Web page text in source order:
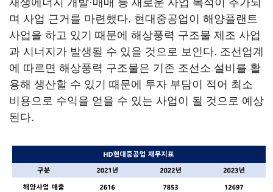
재생에너지 개발·매매 등 새로운 사업 목적이 추가되
며 사업 근거를 마련했다. 현대중공업이 해양플랜트
사업을 하고 있기 때문에 해상풍력 구조물 제조 사업
과 시너지가 발생될 수 있을 것으로 보인다. 조선업계
에 따르면 해상풍력 구조물은 기존 조선소 설비를 활
용해 생산할 수 있기 때문에 투자 부담이 적어 최소
비용으로 수익을 얻을 수 있는 사업이 될 것으로 예상
된다.